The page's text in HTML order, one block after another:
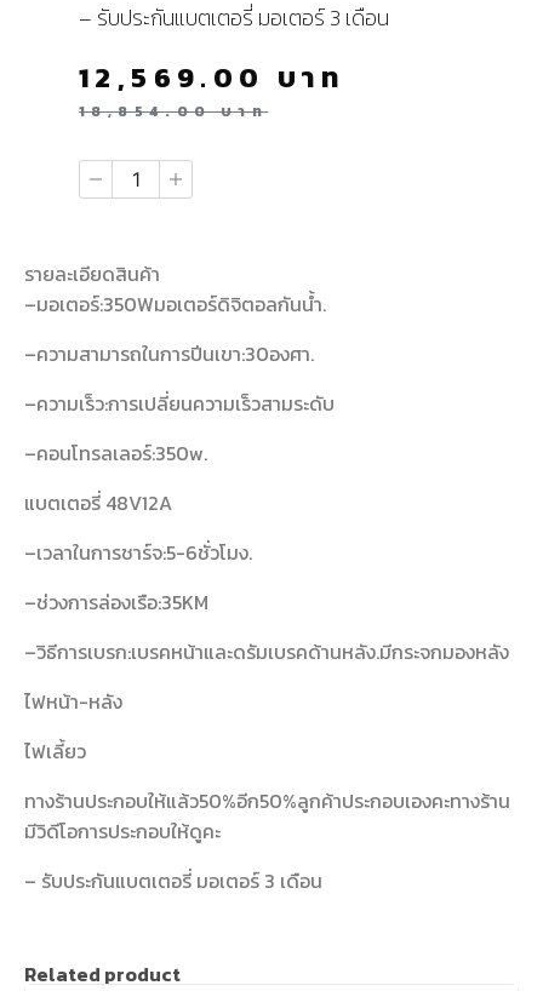
– รับประกันแบตเตอรี่ มอเตอร์ 3 เดือน
18,854.00บาท
12,569.00 บาท
รายละเอียดสินค้า
–มอเตอร์:350Wมอเตอร์ดิจิตอลกันน้ำ.
–ความสามารถในการปีนเขา:30องศา.
–ความเร็ว:การเปลี่ยนความเร็วสามระดับ
–คอนโทรลเลอร์:350w.
แบตเตอรี่ 48V12A
–เวลาในการชาร์จ:5-6ชั่วโมง.
–ช่วงการล่องเรือ:35KM
–วิธีการเบรก:เบรคหน้าและดรัมเบรคด้านหลัง.มีกระจกมองหลัง
ไฟหน้า-หลัง
ไฟเลี้ยว
ทางร้านประกอบให้แล้ว50%อีก50%ลูกค้าประกอบเองคะทางร้าน
มีวิดีโอการประกอบให้ดูคะ
– รับประกันแบตเตอรี่ มอเตอร์ 3 เดือน
Related product